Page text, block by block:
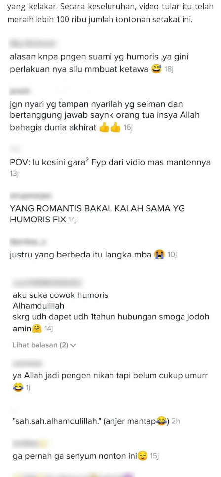
yang kelakar. Secara keseluruhan, video tular itu telah
meraih lebih 100 ribu jumlah tontonan setakat ini.